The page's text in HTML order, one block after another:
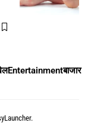
Entertainmentबाजार